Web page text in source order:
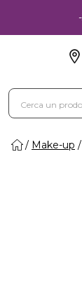
Make-up